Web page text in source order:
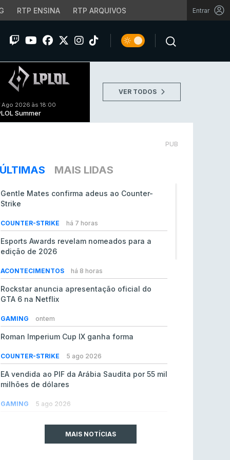
RTP ENSINA RTP ARQUIVOS Entrar
Ago 2026 às 18:00
Summer
VER TODOS
PUB
ÚLTIMAS MAIS LIDAS
Gentle Mates confirma adeus ao Counter-
Strike
COUNTER-STRIKE há 7 horas
Esports Awards revelam nomeados para a
edição de 2026
ACONTECIMENTOS há 8 horas
Rockstar anuncia apresentação oficial do
GTA 6 na Netflix
GAMING ontem
Roman Imperium Cup IX ganha forma
COUNTER-STRIKE 5 ago 2026
EA vendida ao PIF da Arábia Saudita por 55 mil
milhões de dólares
GAMING 5 ago 2026
MAIS NOTÍCIAS